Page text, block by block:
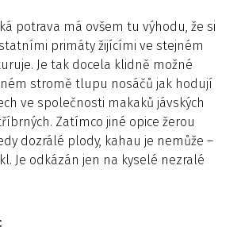
potrava má ovšem tu výhodu, že si
primáty žijícími ve stejném
Je tak docela klidně možné
stromě tlupu nosáčů jak hodují
ve společnosti makaků jávských
Zatímco jiné opice žerou
dozrálé plody, kahau je nemůže –
Je odkázán jen na kyselé nezralé